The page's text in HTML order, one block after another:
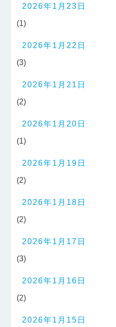
2026年1月23日
(1)
2026年1月22日
(3)
2026年1月21日
(2)
2026年1月20日
(1)
2026年1月19日
(2)
2026年1月18日
(2)
2026年1月17日
(3)
2026年1月16日
(2)
2026年1月15日